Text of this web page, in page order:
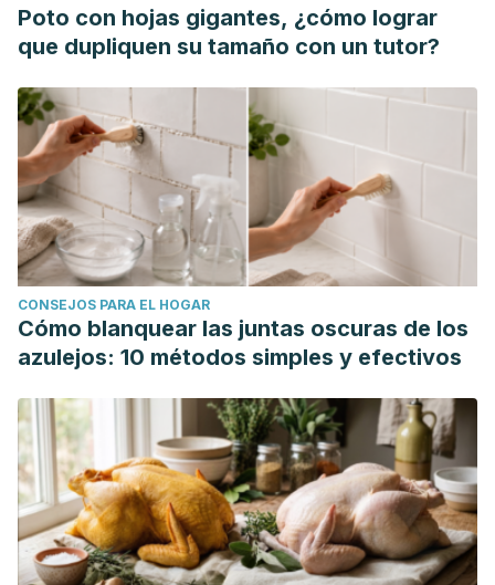
Gynecology
2011
https://onlinelibrary.wiley.com/doi/10.5402/2011/261464
Reed, B., Plegue, M., Harlow, S., Haefner, H., & Sen, A.
(2017). Does Degree of Vulvar Sensitivity Predict
Vulvodynia Characteristics and Prognosis?
The Journal of
Pain, 18
(2), 113–123.https://www.jpain.org/article/S1526-
5900(16)30265-6/fulltext
Romanello, J., Myers, M., Nico, E., & Rubin, R. (2023).
Clitoral adhesions: a review of the literature.Sexual
Medicine Reviews,11(3), 196-201.
https://pubmed.ncbi.nlm.nih.gov/36973166/
Shallcross, R., Dickson, J., Nunns, D., Mackenzie, C., &
Kiemle, G. (2017). Women’s Subjective Experiences of
Living with Vulvodynia: A Systematic Review and Meta-
Ethnography.Archives of Sexual Behavior, 47(3), 577–595.
https://link.springer.com/article/10.1007/s10508-017-1026-1
Poto con hojas gigantes, ¿cómo lograr
que dupliquen su tamaño con un tutor?
CONSEJOS PARA EL HOGAR
Cómo blanquear las juntas oscuras de los
azulejos: 10 métodos simples y efectivos